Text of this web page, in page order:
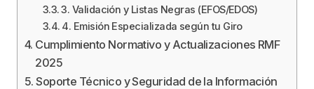
3. Validación y Listas Negras (EFOS/EDOS)
4. Emisión Especializada según tu Giro
Cumplimiento Normativo y Actualizaciones RMF
2025
Soporte Técnico y Seguridad de la Información